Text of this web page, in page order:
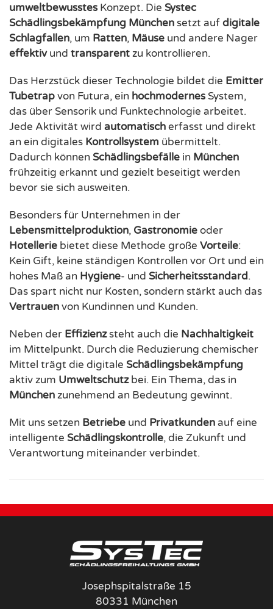
umweltbewusstes Konzept. Die Systec
Schädlingsbekämpfung Münchensetzt aufdigitale
Schlagfallen, um Ratten, Mäuse und andere Nager
effektivund transparentzu kontrollieren.
Das Herzstück dieser Technologie bildet die Emitter
Tubetrapvon Futura, ein hochmodernes System,
das über Sensorik und Funktechnologie arbeitet.
Jede Aktivität wird automatischerfasst und direkt
an ein digitales Kontrollsystem übermittelt.
Dadurch können Schädlingsbefälle in München
frühzeitig erkannt und gezielt beseitigt werden
bevor sie sich ausweiten.
Besonders für Unternehmen in der
Lebensmittelproduktion, Gastronomieoder
Hotellerie bietet diese Methode große Vorteile:
Kein Gift, keine ständigen Kontrollen vor Ort und ein
hohes Maß an Hygiene- und Sicherheitsstandard.
Das spart nicht nur Kosten, sondern stärkt auch das
Vertrauenvon Kundinnen und Kunden.
Neben der Effizienzsteht auch die Nachhaltigkeit
im Mittelpunkt. Durch die Reduzierung chemischer
Mittel trägt die digitale Schädlingsbekämpfung
aktiv zum Umweltschutzbei. Ein Thema, das in
Münchenzunehmend an Bedeutung gewinnt.
Mit uns setzen Betriebe und Privatkundenauf eine
intelligente Schädlingskontrolle, die Zukunft und
Verantwortung miteinander verbindet.
Josephspitalstraße 15
80331 München